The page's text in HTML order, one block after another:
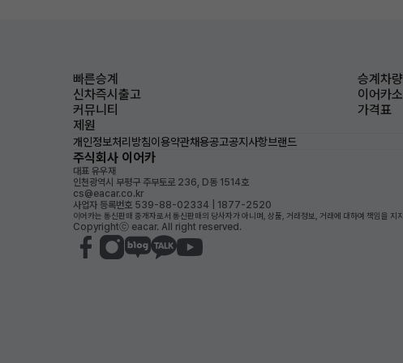
빠른승계
승계차량
신차즉시출고
이어카
커뮤니티
가격표
제원
개인정보처리방침이용약관채용공고공지사항브랜드
주식회사 이어카
대표 유우재
인천광역시 부평구 주부토로 236, D동 1514호
cs@eacar.co.kr
사업자 등록번호 539-88-02334 | 1877-2520
이어카는 통신판매 중개자로서 통신판매의 당사자가 아니며, 상품, 거래정보, 거래에 대하여 책임을 지
Copyrightⓒ eacar. All right reserved.